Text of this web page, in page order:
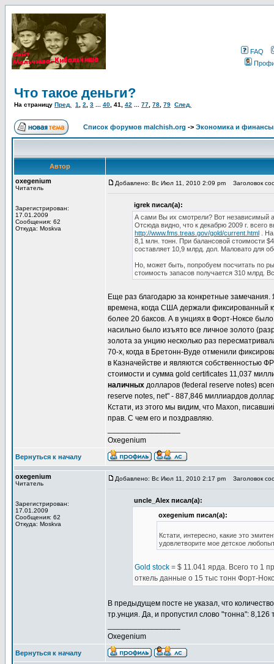
FAQ
Что такое деньги?
На страницу Пред. 1 2 3 40 41 42 77 78 79 След.
Список форумов malchish.org -> Экономика и финансы
Автор
oxegenium
Читатель
Зарегистрирован:
17.01.2009
Сообщения: 62
Откуда: Moskva
Добавлено: Вс Июл 11, 2010 2:09 pm Заголовок
igrek писал(а):
А сами Вы их смотрели? Вот независимый
Отсюда видно, что к декабрю 2009 г.
http://www.fms.treas.gov/gold/current.html .
8,1 млн. тонн. При балансовой стоимости
составляет 10,9 млрд. дол. Маловато для
Но, может быть, попробуем посчитать по
стоимость запасов получается 310 млрд.
Еще раз благодарю за конкретные
времена, когда США держали фиксированный
более 20 баксов. А в унциях в Форт-Ноксе
насильно было изъято все личное золото
золота за унцию несколько раз
70-х, когда в Бретонн-Вуде отменили
в Казначействе и являются собственностью
стоимости и сумма gold certificates 11,037
наличных долларов (federal reserve notes)
reserve notes, net" - 887,846 миллиардов
Кстати, из этого мы видим, что Maxon,
прав. С чем его и поздравляю.
Oxegenium
Вернуться к началу
oxegenium
Читатель
Зарегистрирован:
17.01.2009
Сообщения: 62
Откуда: Moskva
Добавлено: Вс Июл 11, 2010 2:17 pm Заголовок
uncle_Alex писал(а):
oxegenium писал(а):
Кстати, интересно, какие это
удовлетворите мое детское
Gold stock = $ 11.041 ярда. Всего то 1
откель данные о 15 тыс тонн Форт-
В предыдущем посте не указал, что
тр.унция. Да, и пропустил слово "тонна": 8,126
Oxegenium
Вернуться к началу